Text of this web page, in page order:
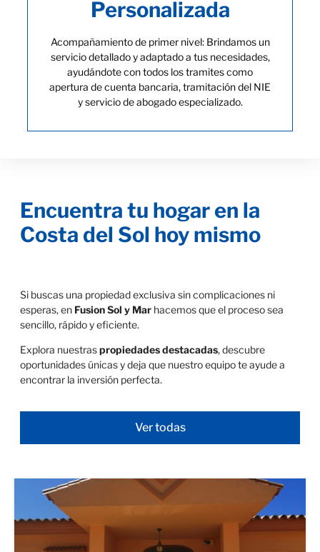
Personalizada
Acompañamiento de primer nivel: Brindamos un
servicio detallado y adaptado a tus necesidades,
ayudándote con todos los tramites como
apertura de cuenta bancaria, tramitación del NIE
y servicio de abogado especializado.
Encuentra tu hogar en la
Costa del Sol hoy mismo
Si buscas una propiedad exclusiva sin complicaciones ni
esperas, en Fusion Sol y Mar hacemos que el proceso sea
sencillo, rápido y eficiente.
Explora nuestraspropiedades destacadas, descubre
oportunidades únicas y deja que nuestro equipo te ayude a
encontrar la inversión perfecta.
Ver todas